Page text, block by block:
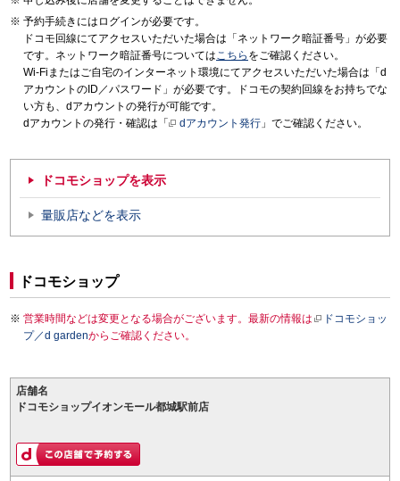
予約手続きにはログインが必要です。
ドコモ回線にてアクセスいただいた場合は「ネットワーク暗証番号」が必要
です。ネットワーク暗証番号についてはこちら をご確認ください。
Wi-Fiまたはご自宅のインターネット環境にてアクセスいただいた場合は「d
アカウントのID／パスワード」が必要です。ドコモの契約回線をお持ちでな
い方も、dアカウントの発行が可能です。
dアカウントの発行・確認は「
dアカウント発行 」でご確認ください。
ドコモショップを表示
量販店などを表示
ドコモショップ
営業時間などは変更となる場合がございます。最新の情報は
ドコモショッ
プ／d gardenからご確認ください。
店舗名
ドコモショップイオンモール都城駅前店